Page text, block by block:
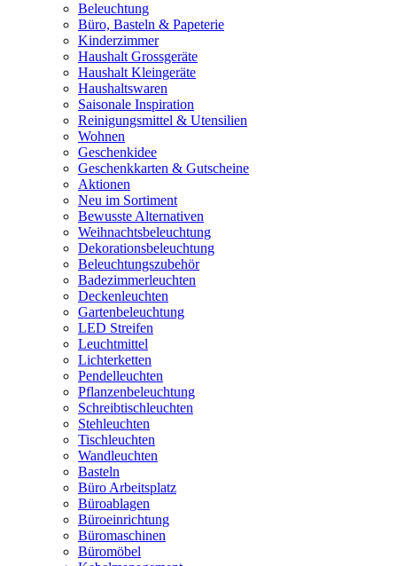
Beleuchtung
Büro, Basteln & Papeterie
Kinderzimmer
Haushalt Grossgeräte
Haushalt Kleingeräte
Haushaltswaren
Saisonale Inspiration
Reinigungsmittel & Utensilien
Wohnen
Geschenkidee
Geschenkkarten & Gutscheine
Aktionen
Neu im Sortiment
Bewusste Alternativen
Weihnachtsbeleuchtung
Dekorationsbeleuchtung
Beleuchtungszubehör
Badezimmerleuchten
Deckenleuchten
Gartenbeleuchtung
LED Streifen
Leuchtmittel
Lichterketten
Pendelleuchten
Pflanzenbeleuchtung
Schreibtischleuchten
Stehleuchten
Tischleuchten
Wandleuchten
Basteln
Büro Arbeitsplatz
Büroablagen
Büroeinrichtung
Büromaschinen
Büromöbel